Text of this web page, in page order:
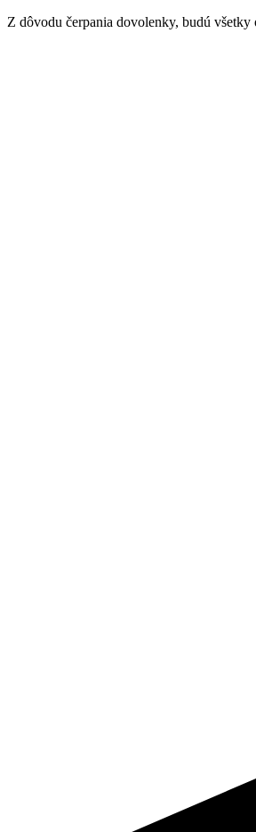
Z dôvodu čerpania dovolenky, budú